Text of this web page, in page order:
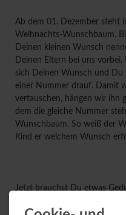
Ab dem 01. Dezember steht
Weihnachts-Wunschbaum.
Deinen kleinen Wunsch
Deinen Eltern bei uns
sich Deinen Wunsch und
einer Nummer drauf. Damit
vertauschen, hängen wir ihn
dem die gleiche Nummer
Wunschbaum. So weiß der
Kind er welchem Wunsch
Jetzt brauchst Du etwas